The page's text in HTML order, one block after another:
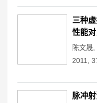
三种
性能
陈文晟
2011,
脉冲